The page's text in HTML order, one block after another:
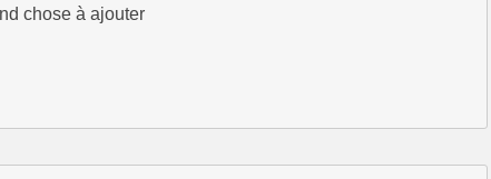
chose à ajouter